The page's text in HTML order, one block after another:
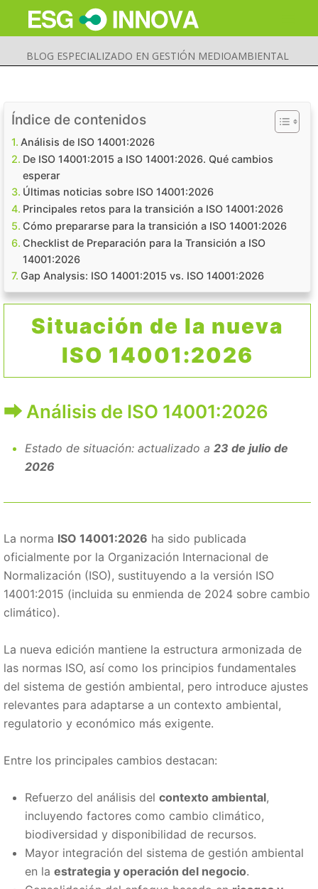
BLOG ESPECIALIZADO EN GESTIÓN MEDIOAMBIENTAL
Buscar Enviar
Índice de contenidos
Análisis de ISO 14001:2026
De ISO 14001:2015 a ISO 14001:2026. Qué cambios
esperar
Últimas noticias sobre ISO 14001:2026
Principales retos para la transición a ISO 14001:2026
Cómo prepararse para la transición a ISO 14001:2026
Checklist de Preparación para la Transición a ISO
14001:2026
Gap Analysis: ISO 14001:2015 vs. ISO 14001:2026
Situación de la nueva
ISO 14001:2026
Análisis de ISO 14001:2026
Estado de situación: actualizado a 23 de julio de
2026
La norma ISO 14001:2026 ha sido publicada
oficialmente por la Organización Internacional de
Normalización (ISO), sustituyendo a la versión ISO
14001:2015 (incluida su enmienda de 2024 sobre cambio
climático).
La nueva edición mantiene la estructura armonizada de
las normas ISO, así como los principios fundamentales
del sistema de gestión ambiental, pero introduce ajustes
relevantes para adaptarse a un contexto ambiental,
regulatorio y económico más exigente.
Entre los principales cambios destacan:
Refuerzo del análisis del contexto ambiental,
incluyendo factores como cambio climático,
biodiversidad y disponibilidad de recursos.
Mayor integración del sistema de gestión ambiental
en la estrategia y operación del negocio.